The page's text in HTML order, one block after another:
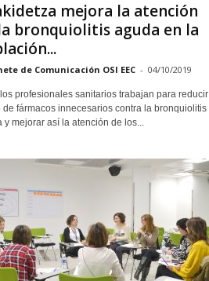
mejora la atención
bronquiolitis aguda en la
de Comunicación OSI EEC - 04/10/2019
profesionales sanitarios trabajan para reducir
de fármacos innecesarios contra la bronquiolitis
y mejorar así la atención de los...